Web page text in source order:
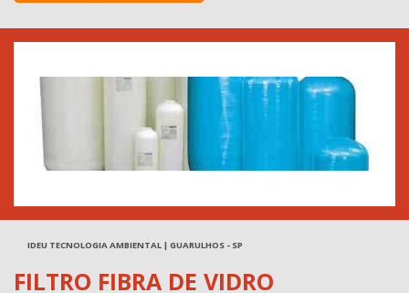
IDEU TECNOLOGIA AMBIENTAL | GUARULHOS - SP
FILTRO FIBRA DE VIDRO